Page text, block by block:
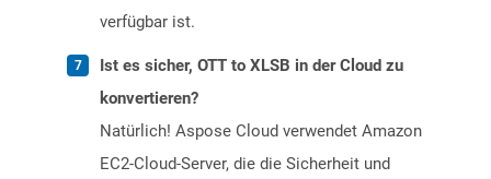
verfügbar ist.
Ist es sicher, OTT to XLSB in der Cloud zu
konvertieren?
Natürlich! Aspose Cloud verwendet Amazon
EC2-Cloud-Server, die die Sicherheit und